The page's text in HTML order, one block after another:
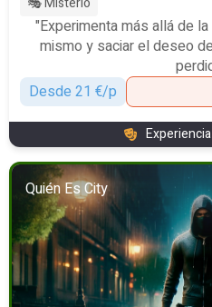
"Experimenta más allá de
mismo y saciar el deseo
Desde 21 €/p
Quién Es City